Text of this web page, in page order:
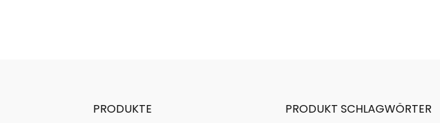
PRODUKTE PRODUKT SCHLAGWÖRTER